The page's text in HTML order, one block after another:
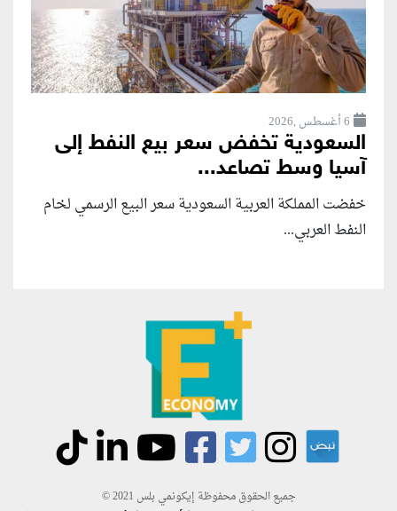
6 أغسطس ,2026
السعودية تخفض سعر بيع النفط إلى
آسيا وسط تصاعد...
خفضت المملكة العربية السعودية سعر البيع الرسمي لخام
النفط العربي...
جميع الحقوق محفوظة إيكونمي بلس 2021 ©